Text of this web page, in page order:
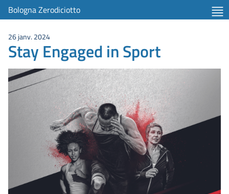
Bologna Zerodiciotto
26 janv. 2024
Stay Engaged in Sport